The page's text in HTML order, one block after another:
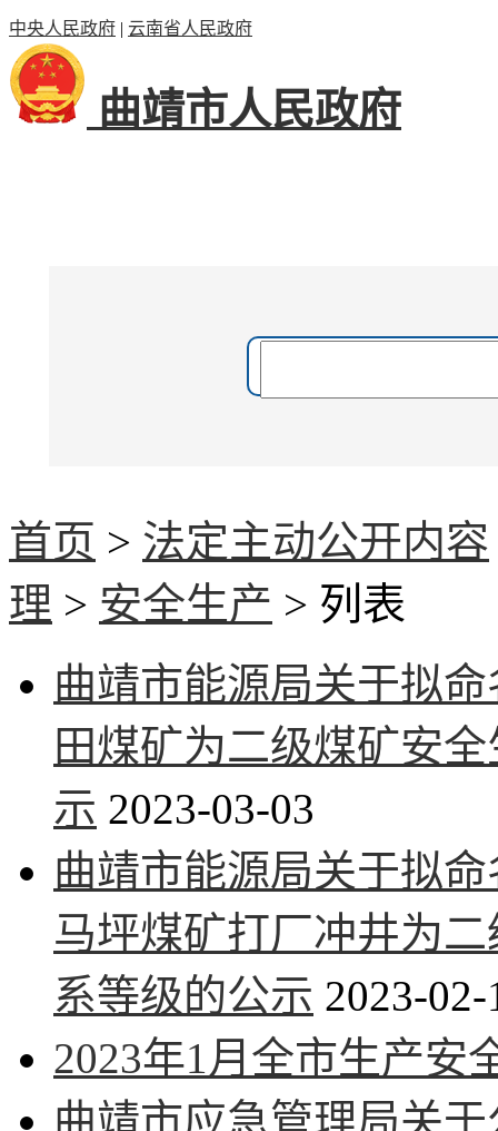
中央人民政府 | 云南省人民政府
曲靖市人民政府
首页 > 法定主动公开内容
理 > 安全生产 > 列表
曲靖市能源局关于拟
田煤矿为二级煤矿安
示 2023-03-03
曲靖市能源局关于拟
马坪煤矿打厂冲井为
系等级的公示 2023-02-
2023年1月全市生产安
曲靖市应急管理局关